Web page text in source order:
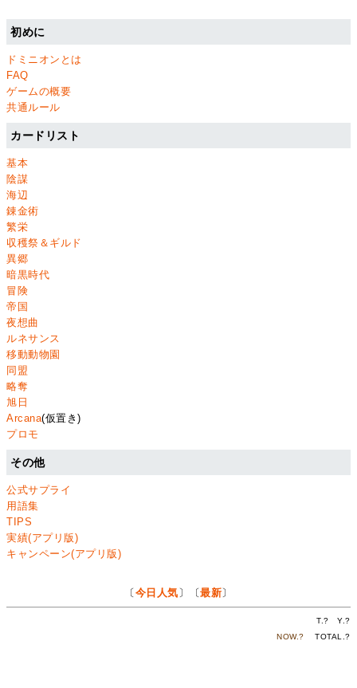
初めに
ドミニオンとは
FAQ
ゲームの概要
共通ルール
カードリスト
基本
陰謀
海辺
錬金術
繁栄
収穫祭＆ギルド
異郷
暗黒時代
冒険
帝国
夜想曲
ルネサンス
移動動物園
同盟
略奪
旭日
Arcana(仮置き)
プロモ
その他
公式サプライ
用語集
TIPS
実績(アプリ版)
キャンペーン(アプリ版)
〔 今日人気 〕〔最新〕
T.? Y.?
NOW.? TOTAL.?